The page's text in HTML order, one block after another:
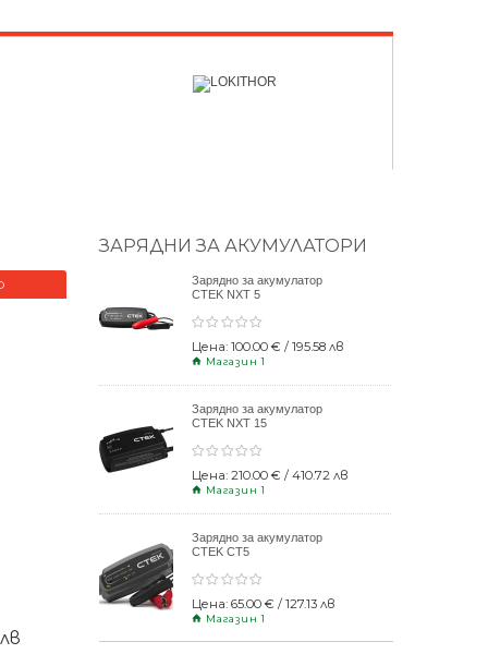
НОВО
Цена: 15.00 € / 29.34 лв
ЗАРЯДНИ ЗА АКУМУЛАТОРИ
Зарядно за акумулатор
CTEK NXT 5
Цена: 100.00 € / 195.58 лв
Магазин 1
Зарядно за акумулатор
CTEK NXT 15
Цена: 210.00 € / 410.72 лв
Магазин 1
Зарядно за акумулатор
CTEK CT5
Цена: 65.00 € / 127.13 лв
Магазин 1